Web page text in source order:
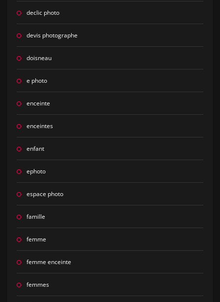
declic photo
devis photographe
doisneau
e photo
enceinte
enceintes
enfant
ephoto
espace photo
famille
femme
femme enceinte
femmes